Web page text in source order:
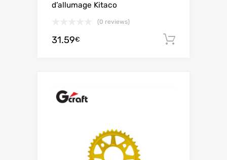
d’allumage Kitaco
(0 reviews)
31.59€